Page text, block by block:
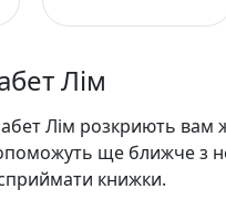
Лім
Лім розкриють вам
ще ближче з
книжки.